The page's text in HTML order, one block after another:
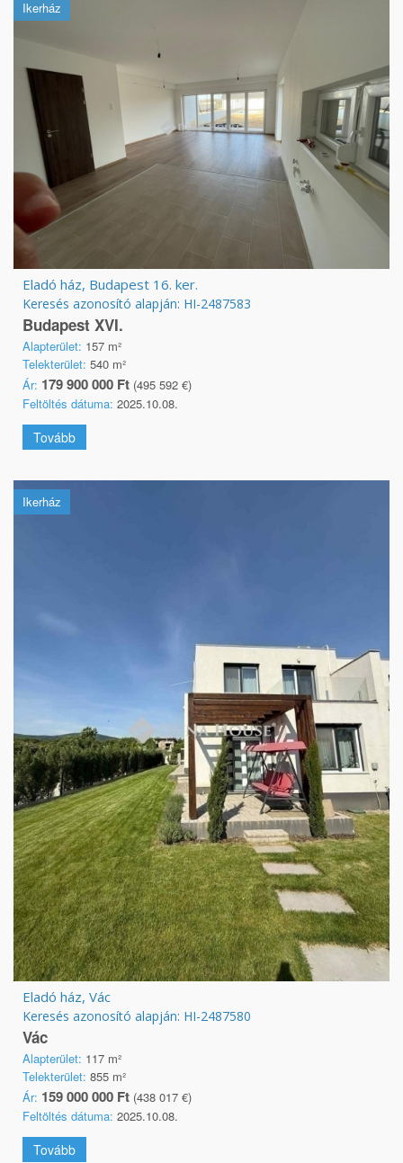
Ikerház
Eladó ház, Budapest 16. ker.
Keresés azonosító alapján: HI-2487583
Budapest XVI.
Alapterület: 157 m²
Telekterület: 540 m²
Ár: 179 900 000 Ft (495 592 €)
Feltöltés dátuma: 2025.10.08.
Tovább
Ikerház
Eladó ház, Vác
Keresés azonosító alapján: HI-2487580
Vác
Alapterület: 117 m²
Telekterület: 855 m²
Ár: 159 000 000 Ft (438 017 €)
Feltöltés dátuma: 2025.10.08.
Tovább